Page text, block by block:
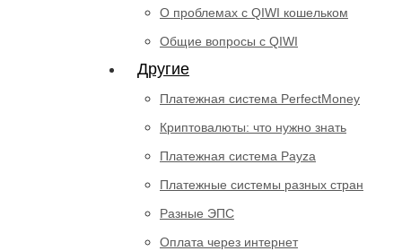
О проблемах с QIWI кошельком
Общие вопросы с QIWI
Другие
Платежная система PerfectMoney
Криптовалюты: что нужно знать
Платежная система Payza
Платежные системы разных стран
Разные ЭПС
Оплата через интернет